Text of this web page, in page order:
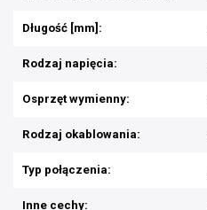
Długość [mm]:
Rodzaj napięcia:
Osprzęt wymienny:
Rodzaj okablowania:
Typ połączenia:
Inne cechy: